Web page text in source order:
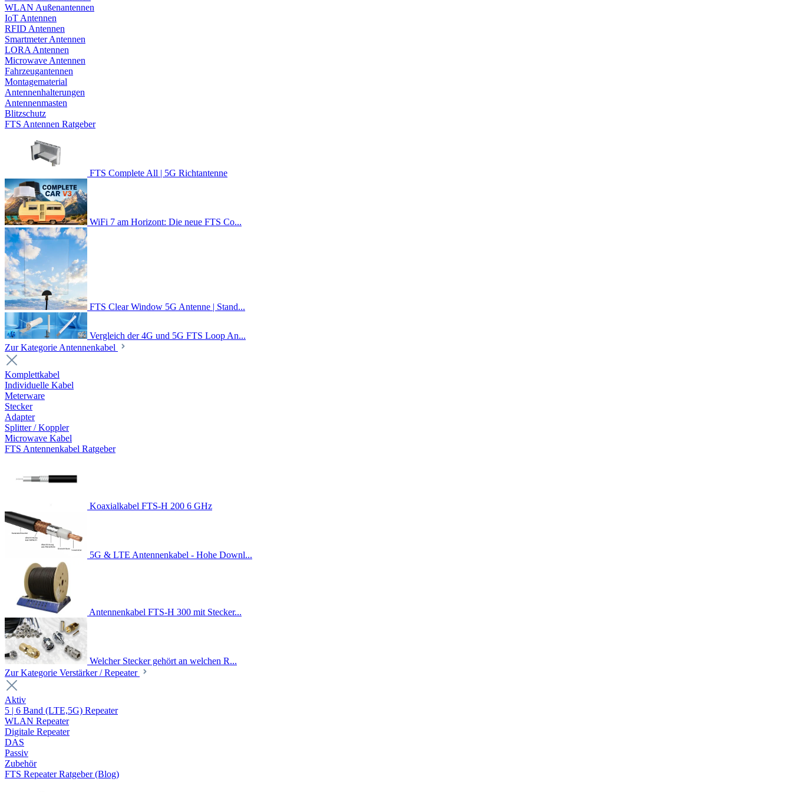
WLAN Außenantennen
IoT Antennen
RFID Antennen
Smartmeter Antennen
LORA Antennen
Microwave Antennen
Fahrzeugantennen
Montagematerial
Antennenhalterungen
Antennenmasten
Blitzschutz
FTS Antennen Ratgeber
FTS Complete All | 5G Richtantenne
WiFi 7 am Horizont: Die neue FTS Co...
FTS Clear Window 5G Antenne | Stand...
Vergleich der 4G und 5G FTS Loop An...
Zur Kategorie Antennenkabel
Komplettkabel
Individuelle Kabel
Meterware
Stecker
Adapter
Splitter / Koppler
Microwave Kabel
FTS Antennenkabel Ratgeber
Koaxialkabel FTS-H 200 6 GHz
5G & LTE Antennenkabel - Hohe Downl...
Antennenkabel FTS-H 300 mit Stecker...
Welcher Stecker gehört an welchen R...
Zur Kategorie Verstärker / Repeater
Aktiv
5 | 6 Band (LTE,5G) Repeater
WLAN Repeater
Digitale Repeater
DAS
Passiv
Zubehör
FTS Repeater Ratgeber (Blog)